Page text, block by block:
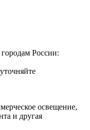
городам России:
освещение,
и другая